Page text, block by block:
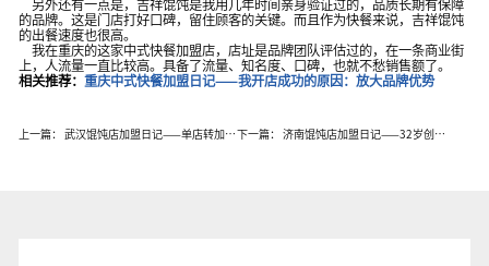
另外还有一点是，吉祥馄饨是我用几年时间亲身验证过的，品质长期有保障
的品牌。这是门店打好口碑，留住顾客的关键。而且作为快餐来说，吉祥馄饨
的出餐速度也很高。
我在重庆的这家中式快餐加盟店，店址是品牌团队评估过的，在一条商业街
上，人流量一直比较高。具备了流量、知名度、口碑，也就不愁销售额了。
相关推荐： 重庆中式快餐加盟日记——我开店成功的原因：放大品牌优势
上一篇： 武汉馄饨店加盟日记——单店转加盟后，店铺活过来了 下一篇： 济南馄饨店加盟日记——32岁创业，我为什么选择吉祥馄饨